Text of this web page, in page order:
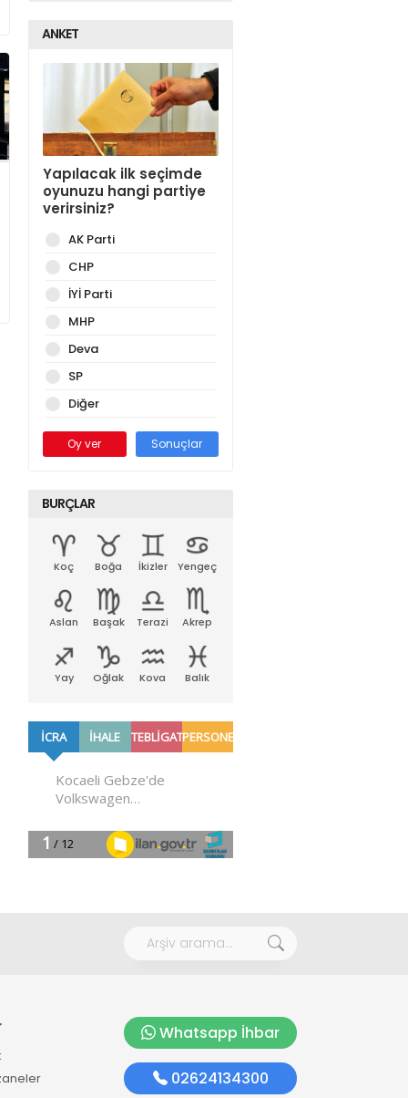
ANKET
Yapılacak ilk seçimde
oyunuzu hangi partiye
verirsiniz?
AK Parti
CHP
İYİ Parti
MHP
Deva
SP
Diğer
Oy ver Sonuçlar
BURÇLAR
Koç Boğa İkizler Yengeç
Aslan Başak Terazi Akrep
Yay Oğlak Kova Balık
Whatsapp İhbar
02624134300